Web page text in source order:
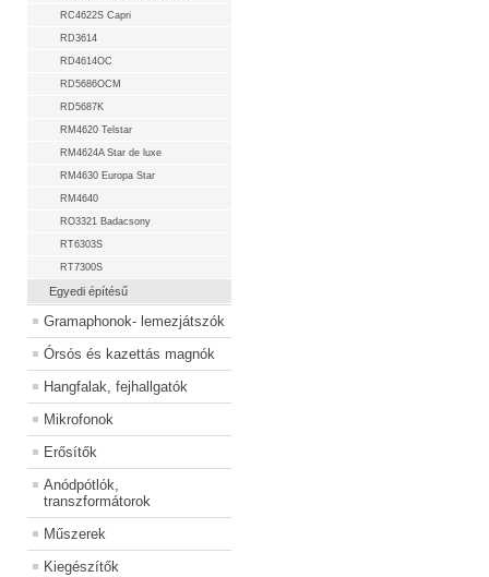
RC4622S Capri
RD3614
RD4614OC
RD5686OCM
RD5687K
RM4620 Telstar
RM4624A Star de luxe
RM4630 Europa Star
RM4640
RO3321 Badacsony
RT6303S
RT7300S
Egyedi építésű
Gramaphonok- lemezjátszók
Órsós és kazettás magnók
Hangfalak, fejhallgatók
Mikrofonok
Erősítők
Anódpótlók,
transzformátorok
Műszerek
Kiegészítők